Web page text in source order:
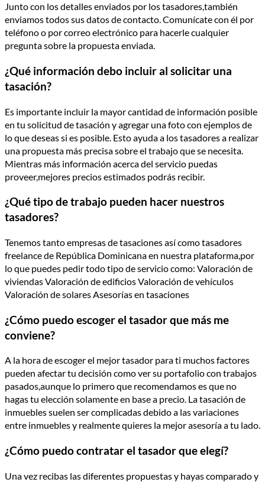
Junto con los detalles enviados por los tasadores,también
enviamos todos sus datos de contacto. Comunícate con él por
teléfono o por correo electrónico para hacerle cualquier
pregunta sobre la propuesta enviada.
¿Qué información debo incluir al solicitar una
tasación?
Es importante incluir la mayor cantidad de información posible
en tu solicitud de tasación y agregar una foto con ejemplos de
lo que deseas si es posible. Esto ayuda a los tasadores a realizar
una propuesta más precisa sobre el trabajo que se necesita.
Mientras más información acerca del servicio puedas
proveer,mejores precios estimados podrás recibir.
¿Qué tipo de trabajo pueden hacer nuestros
tasadores?
Tenemos tanto empresas de tasaciones así como tasadores
freelance de República Dominicana en nuestra plataforma,por
lo que puedes pedir todo tipo de servicio como: Valoración de
viviendas Valoración de edificios Valoración de vehículos
Valoración de solares Asesorías en tasaciones
¿Cómo puedo escoger el tasador que más me
conviene?
A la hora de escoger el mejor tasador para ti muchos factores
pueden afectar tu decisión como ver su portafolio con trabajos
pasados,aunque lo primero que recomendamos es que no
hagas tu elección solamente en base a precio. La tasación de
inmuebles suelen ser complicadas debido a las variaciones
entre inmuebles y realmente quieres la mejor asesoría a tu lado.
¿Cómo puedo contratar el tasador que elegí?
Una vez recibas las diferentes propuestas y hayas comparado y